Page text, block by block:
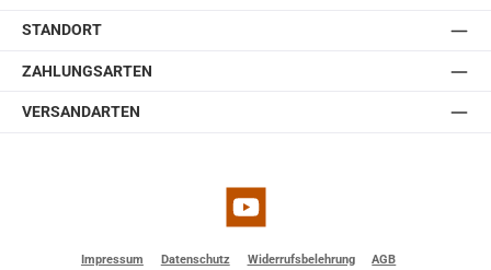
STANDORT
ZAHLUNGSARTEN
VERSANDARTEN
YouTube
Impressum Datenschutz Widerrufsbelehrung AGB